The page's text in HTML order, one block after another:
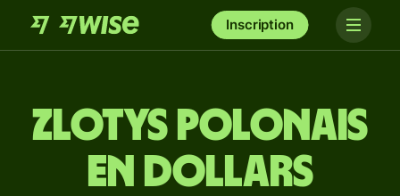
Inscription
Zlotys polonais
en dollars